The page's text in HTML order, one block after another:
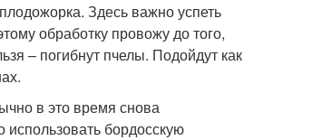
Здесь важно успеть
обработку провожу до того,
– погибнут пчелы. Подойдут как
в это время снова
бордосскую